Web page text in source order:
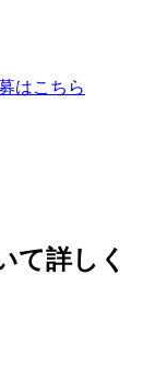
はこちら
て詳しく